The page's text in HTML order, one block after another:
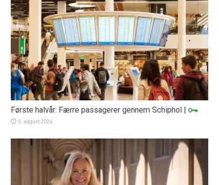
Første halvår: Færre passagerer gennem Schiphol |
5. august 2026